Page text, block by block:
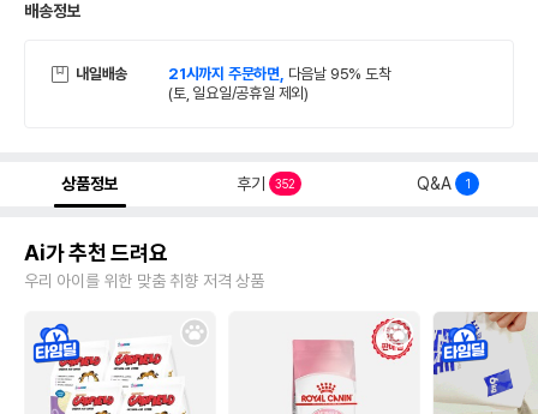
배송정보
내일배송 21시까지 주문하면, 다음날 95% 도착
(토, 일요일/공휴일 제외)
상품정보 후기 352 Q&A 1
Ai가 추천 드려요
우리 아이를 위한 맞춤 취향 저격 상품